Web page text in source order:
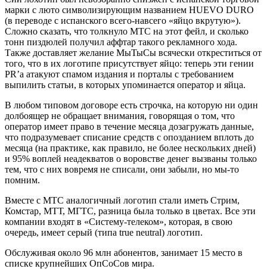
марки с люто символизирующим названием HUEVO DURO
(в переводе с испанского всего-навсего «яйцо вкрутую»).
Сложно сказать, что толкнуло МТС на этот фейл, и сколько
тонн пиздюлей получил аффтар такого рекламного хода.
Также доставляет желание МыТыСы всячески откреститься от
того, что в их логотипе присутствует яйцо: теперь эти гении
PR’а атакуют спамом издания и порталы с требованием
выпилить статьи, в которых упоминается оператор и яйца.
В любом типовом договоре есть строчка, на которую ни один
долбоящер не обращает внимания, говорящая о том, что
оператор имеет право в течение месяца дозагружать данные,
что подразумевает списание средств с опозданием вплоть до
месяца (на практике, как правило, не более нескольких дней)
и 95% воплей неадекватов о воровстве денег вызваны только
тем, что с них вовремя не списали, они забыли, но мы-то
помним.
Вместе с МТС аналогичный логотип стали иметь Стрим,
Комстар, МТТ, МГТС, разница была только в цветах. Все эти
компании входят в «Систему-телеком», которая, в свою
очередь, имеет серый (типа true neutral) логотип.
Обслуживая около 96 млн абонентов, занимает 15 место в
списке крупнейших ОпСоСов мира.